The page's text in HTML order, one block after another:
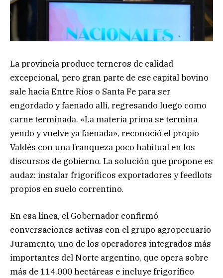
La provincia produce terneros de calidad
excepcional, pero gran parte de ese capital bovino
sale hacia Entre Ríos o Santa Fe para ser
engordado y faenado allí, regresando luego como
carne terminada. «La materia prima se termina
yendo y vuelve ya faenada», reconoció el propio
Valdés con una franqueza poco habitual en los
discursos de gobierno. La solución que propone es
audaz: instalar frigoríficos exportadores y feedlots
propios en suelo correntino.
En esa línea, el Gobernador confirmó
conversaciones activas con el grupo agropecuario
Juramento, uno de los operadores integrados más
importantes del Norte argentino, que opera sobre
más de 114.000 hectáreas e incluye frigorífico